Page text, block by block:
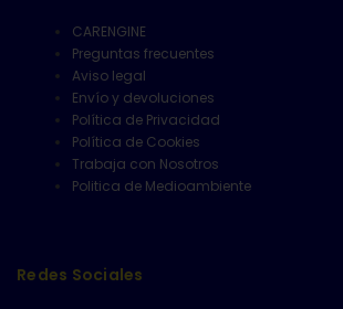
CARENGINE
Preguntas frecuentes
Aviso legal
Envío y devoluciones
Política de Privacidad
Política de Cookies
Trabaja con Nosotros
Politica de Medioambiente
Redes Sociales